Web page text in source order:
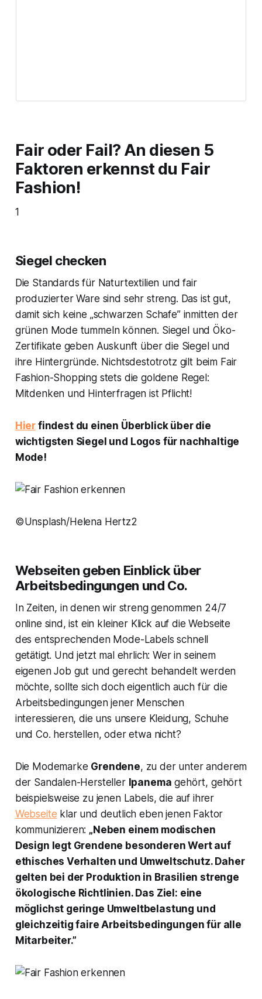
Fair oder Fail? An diesen 5
Faktoren erkennst du Fair
Fashion!
1
Siegel checken
Die Standards für Naturtextilien und fair
produzierter Ware sind sehr streng. Das ist gut,
damit sich keine „schwarzen Schafe” inmitten der
grünen Mode tummeln können. Siegel und Öko-
Zertifikate geben Auskunft über die Siegel und
ihre Hintergründe. Nichtsdestotrotz gilt beim Fair
Fashion-Shopping stets die goldene Regel:
Mitdenken und Hinterfragen ist Pflicht!
Hier findest du einen Überblick über die
wichtigsten Siegel und Logos für nachhaltige
Mode!
©Unsplash/Helena Hertz2
Webseiten geben Einblick über
Arbeitsbedingungen und Co.
In Zeiten, in denen wir streng genommen 24/7
online sind, ist ein kleiner Klick auf die Webseite
des entsprechenden Mode-Labels schnell
getätigt. Und jetzt mal ehrlich: Wer in seinem
eigenen Job gut und gerecht behandelt werden
möchte, sollte sich doch eigentlich auch für die
Arbeitsbedingungen jener Menschen
interessieren, die uns unsere Kleidung, Schuhe
und Co. herstellen, oder etwa nicht?
Die Modemarke Grendene, zu der unter anderem
der Sandalen-Hersteller Ipanema gehört, gehört
beispielsweise zu jenen Labels, die auf ihrer
Webseite klar und deutlich eben jenen Faktor
kommunizieren: „Neben einem modischen
Design legt Grendene besonderen Wert auf
ethisches Verhalten und Umweltschutz. Daher
gelten bei der Produktion in Brasilien strenge
ökologische Richtlinien. Das Ziel: eine
möglichst geringe Umweltbelastung und
gleichzeitig faire Arbeitsbedingungen für alle
Mitarbeiter.”